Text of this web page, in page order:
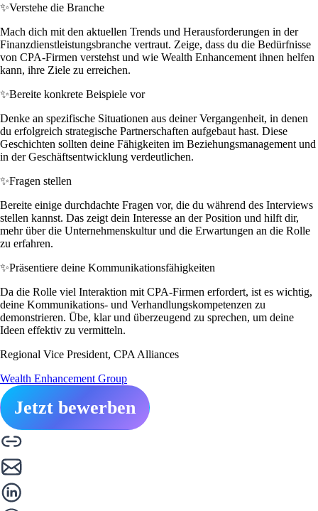
✨Verstehe die Branche
Mach dich mit den aktuellen Trends und Herausforderungen in der
Finanzdienstleistungsbranche vertraut. Zeige, dass du die Bedürfnisse
von CPA-Firmen verstehst und wie Wealth Enhancement ihnen helfen
kann, ihre Ziele zu erreichen.
✨Bereite konkrete Beispiele vor
Denke an spezifische Situationen aus deiner Vergangenheit, in denen
du erfolgreich strategische Partnerschaften aufgebaut hast. Diese
Geschichten sollten deine Fähigkeiten im Beziehungsmanagement und
in der Geschäftsentwicklung verdeutlichen.
✨Fragen stellen
Bereite einige durchdachte Fragen vor, die du während des Interviews
stellen kannst. Das zeigt dein Interesse an der Position und hilft dir,
mehr über die Unternehmenskultur und die Erwartungen an die Rolle
zu erfahren.
✨Präsentiere deine Kommunikationsfähigkeiten
Da die Rolle viel Interaktion mit CPA-Firmen erfordert, ist es wichtig,
deine Kommunikations- und Verhandlungskompetenzen zu
demonstrieren. Übe, klar und überzeugend zu sprechen, um deine
Ideen effektiv zu vermitteln.
Regional Vice President, CPA Alliances
Wealth Enhancement Group
Jetzt bewerben